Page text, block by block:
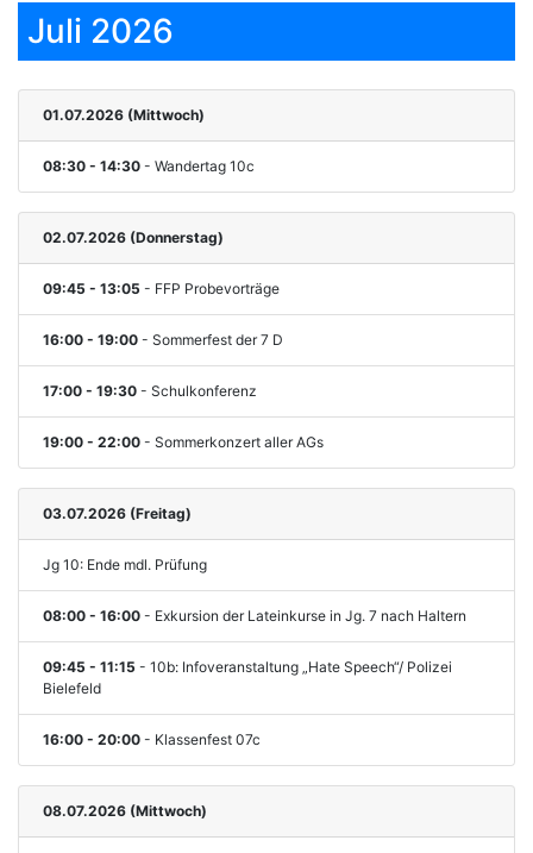
Juli 2026
01.07.2026 (Mittwoch)
08:30 - 14:30 - Wandertag 10c
02.07.2026 (Donnerstag)
09:45 - 13:05 - FFP Probevorträge
16:00 - 19:00 - Sommerfest der 7 D
17:00 - 19:30 - Schulkonferenz
19:00 - 22:00 - Sommerkonzert aller AGs
03.07.2026 (Freitag)
Jg 10: Ende mdl. Prüfung
08:00 - 16:00 - Exkursion der Lateinkurse in Jg. 7 nach Haltern
09:45 - 11:15 - 10b: Infoveranstaltung „Hate Speech“/ Polizei
Bielefeld
16:00 - 20:00 - Klassenfest 07c
08.07.2026 (Mittwoch)